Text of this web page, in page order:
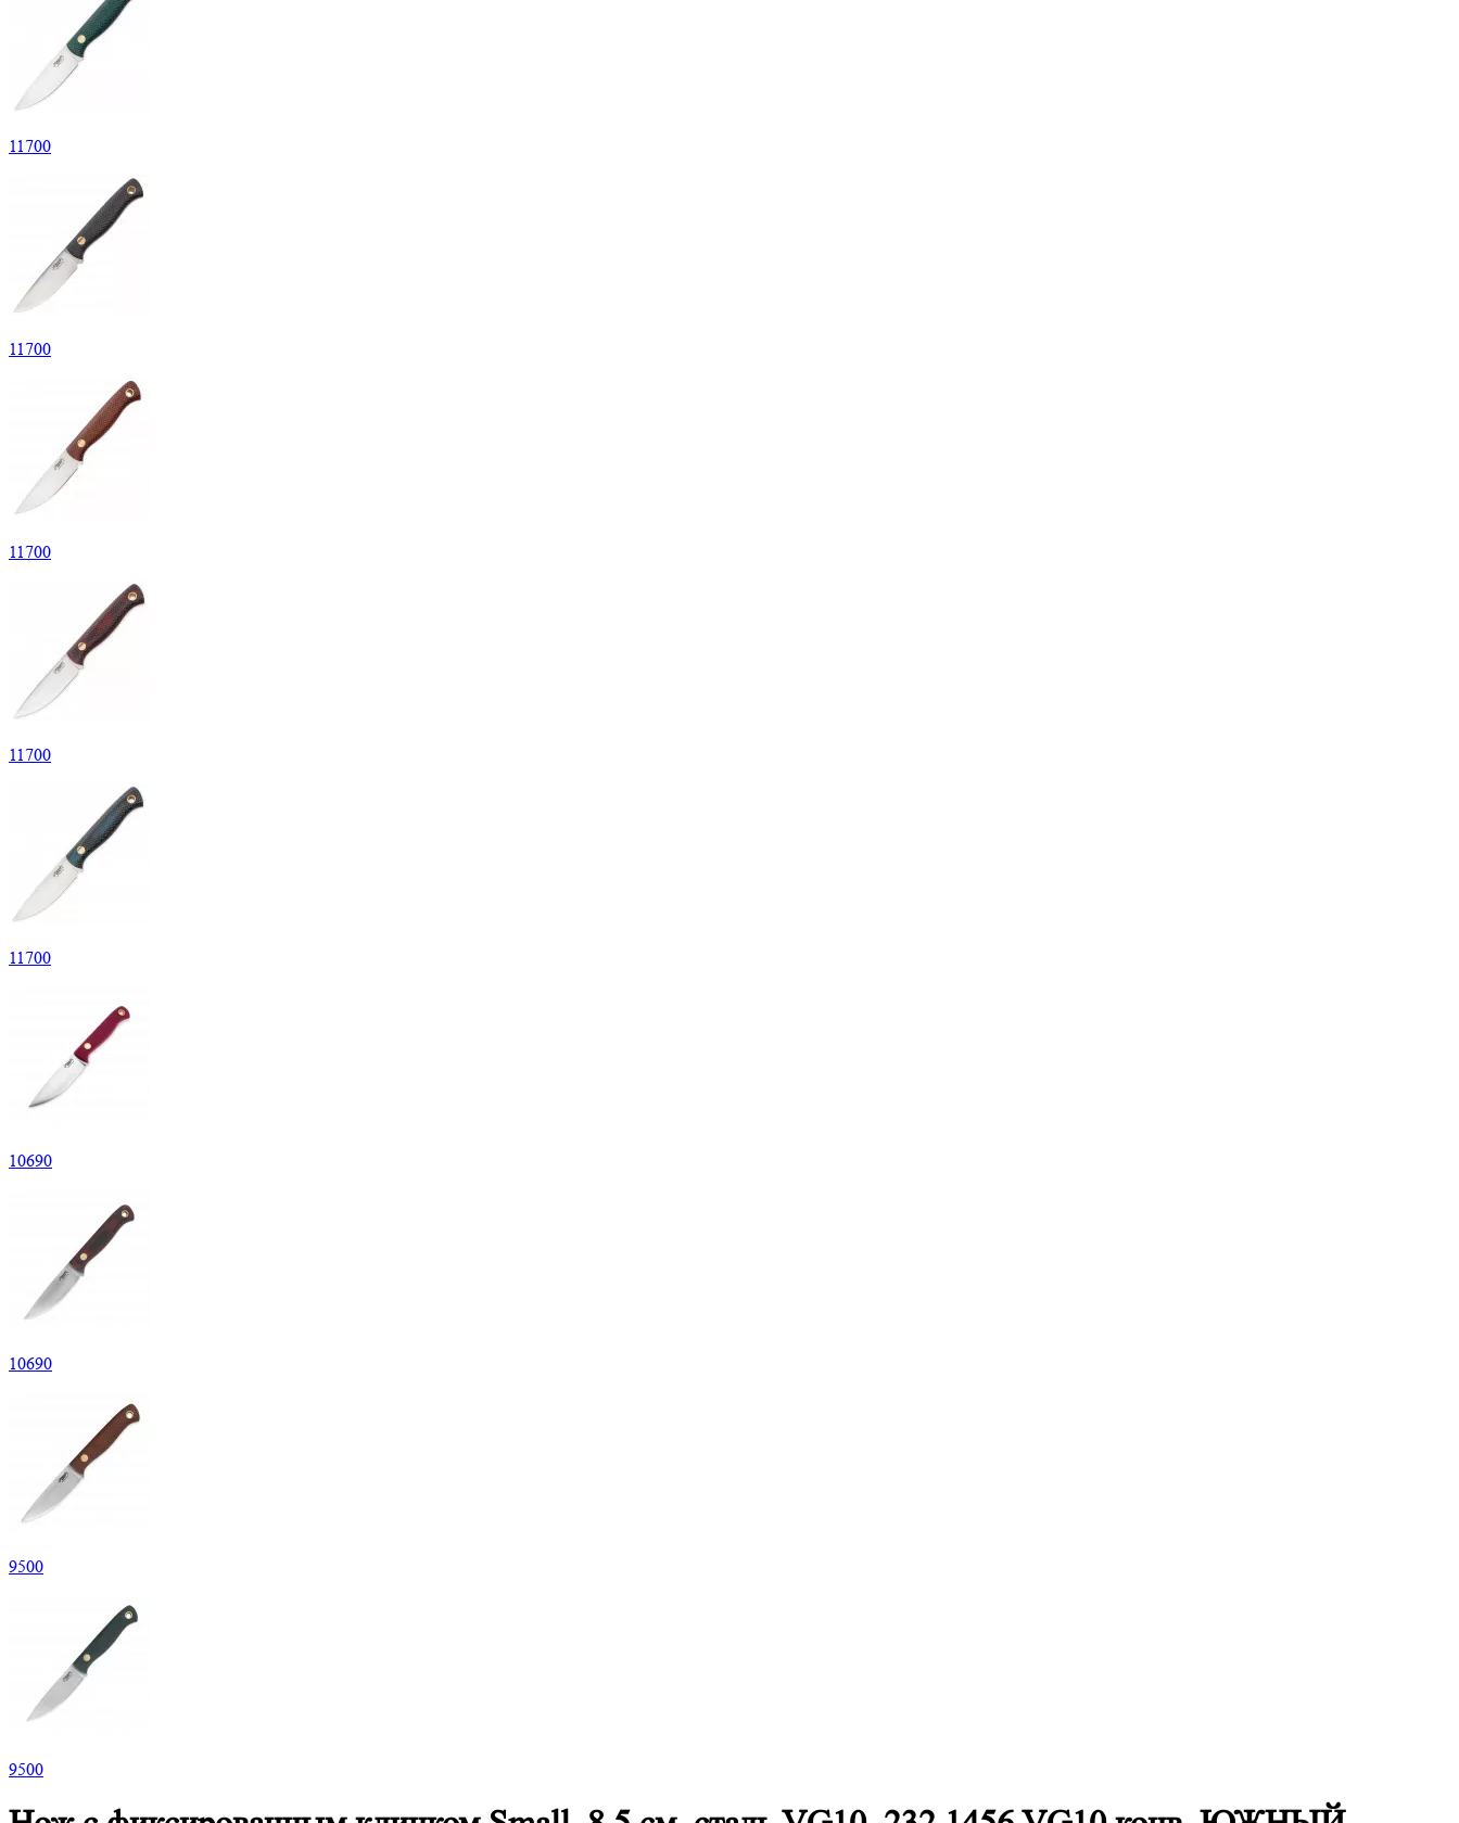
11700
11700
11700
11700
11700
10690
10690
9500
9500